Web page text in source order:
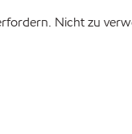
Nicht zu